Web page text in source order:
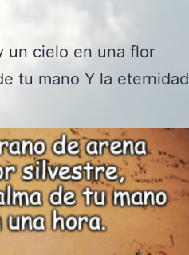
un cielo en una flor
tu mano Y la eternidad